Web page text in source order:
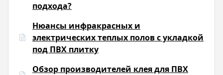
подхода?
Нюансы инфракрасных и
электрических теплых полов с укладкой
под ПВХ плитку
Обзор производителей клея для ПВХ